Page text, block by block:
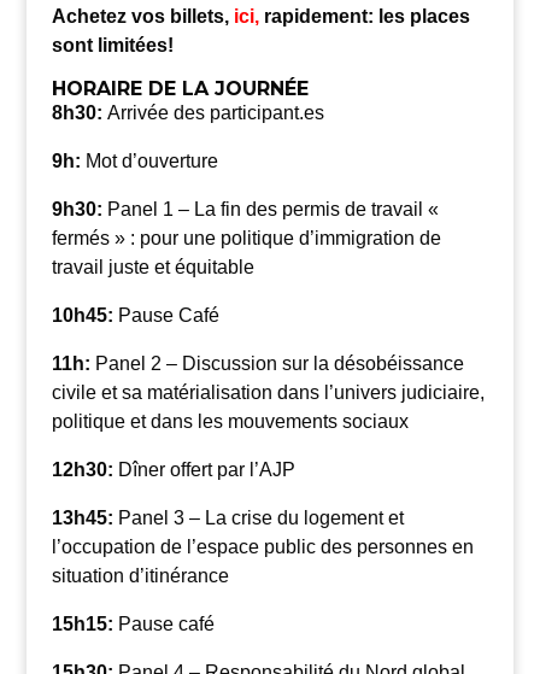
Achetez vos billets,ici,rapidement: les places
sont limitées!
HORAIRE DE LA JOURNÉE
8h30: Arrivée des participant.es
9h: Mot d’ouverture
9h30: Panel 1 – La fin des permis de travail «
fermés » : pour une politique d’immigration de
travail juste et équitable
10h45: Pause Café
11h: Panel 2 – Discussion sur la désobéissance
civile et sa matérialisation dans l’univers judiciaire,
politique et dans les mouvements sociaux
12h30: Dîner offert par l’AJP
13h45: Panel 3 – La crise du logement et
l’occupation de l’espace public des personnes en
situation d’itinérance
15h15: Pause café